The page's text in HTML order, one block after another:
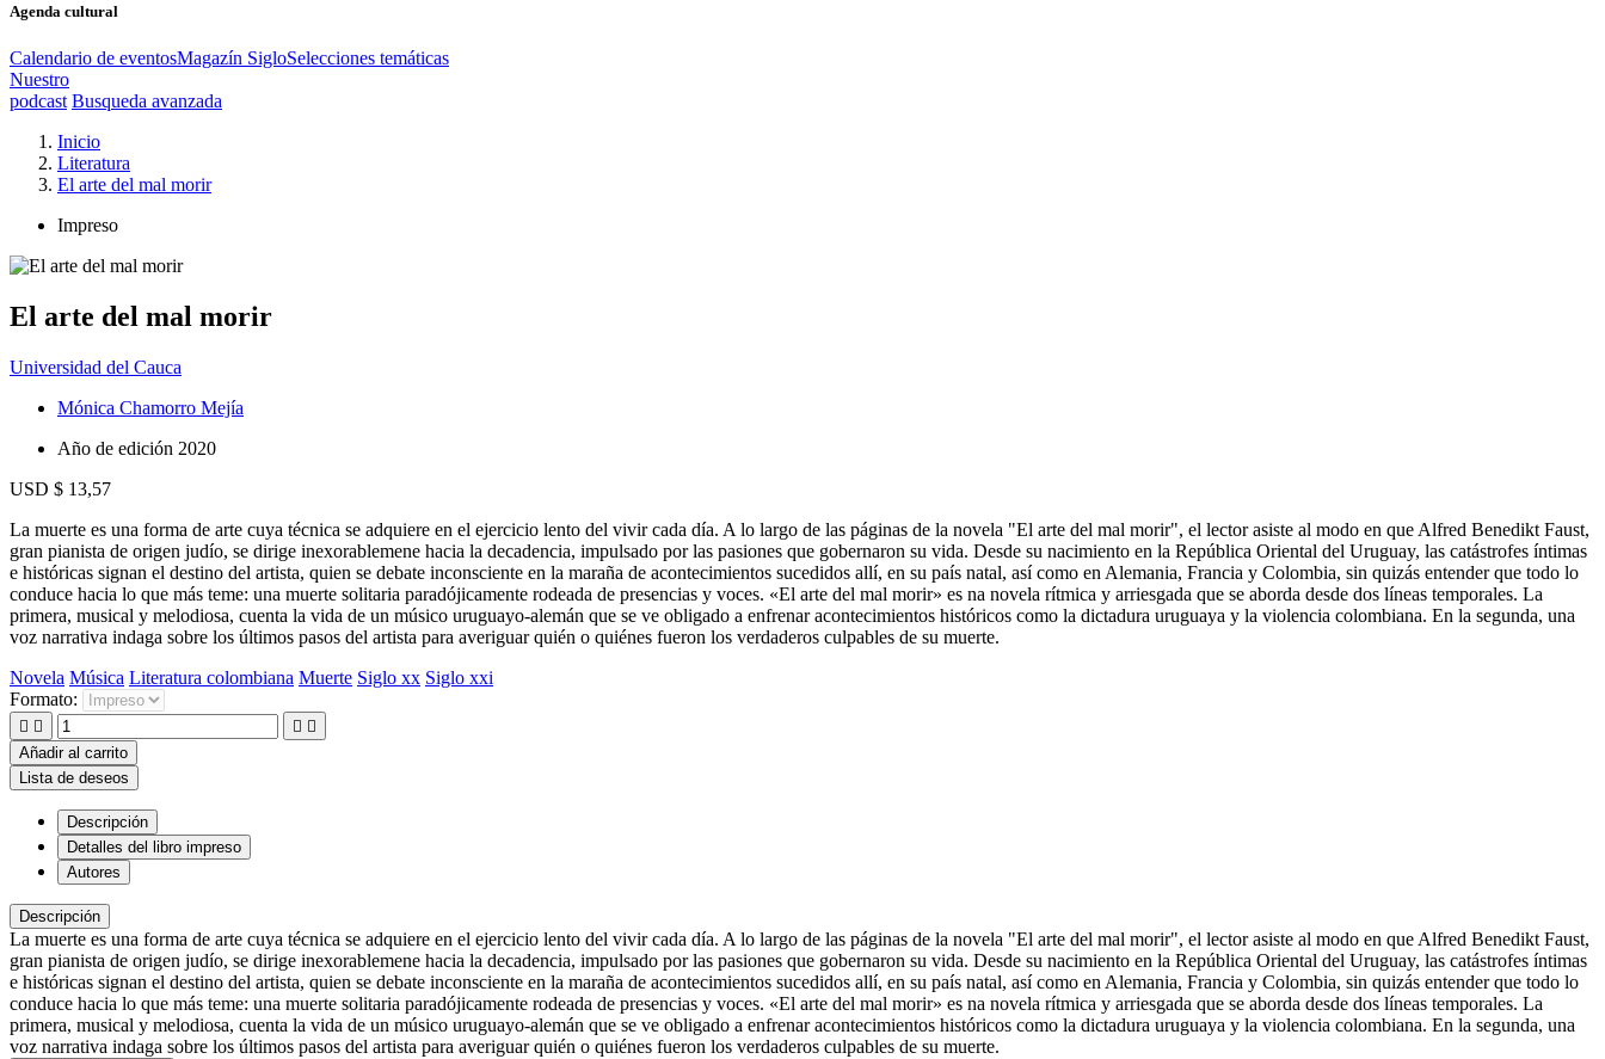
Agenda cultural
Calendario de eventosMagazín SigloSelecciones temáticas
Nuestro
podcast Busqueda avanzada
Inicio
Literatura
El arte del mal morir
Impreso
El arte del mal morir
Universidad del Cauca
Mónica Chamorro Mejía
Año de edición 2020
USD $ 13,57
La muerte es una forma de arte cuya técnica se adquiere en el ejercicio lento del vivir cada día. A lo largo de las páginas de la novela "El arte del mal morir", el lector asiste al modo en que Alfred Benedikt Faust,
gran pianista de origen judío, se dirige inexorablemene hacia la decadencia, impulsado por las pasiones que gobernaron su vida. Desde su nacimiento en la República Oriental del Uruguay, las catástrofes íntimas
e históricas signan el destino del artista, quien se debate inconsciente en la maraña de acontecimientos sucedidos allí, en su país natal, así como en Alemania, Francia y Colombia, sin quizás entender que todo lo
conduce hacia lo que más teme: una muerte solitaria paradójicamente rodeada de presencias y voces. «El arte del mal morir» es na novela rítmica y arriesgada que se aborda desde dos líneas temporales. La
primera, musical y melodiosa, cuenta la vida de un músico uruguayo-alemán que se ve obligado a enfrenar acontecimientos históricos como la dictadura uruguaya y la violencia colombiana. En la segunda, una
voz narrativa indaga sobre los últimos pasos del artista para averiguar quién o quiénes fueron los verdaderos culpables de su muerte.
Novela Música Literatura colombiana Muerte Siglo xx Siglo xxi
Formato:
   
Añadir al carrito
Lista de deseos
Descripción
Detalles del libro impreso
Autores
Descripción
La muerte es una forma de arte cuya técnica se adquiere en el ejercicio lento del vivir cada día. A lo largo de las páginas de la novela "El arte del mal morir", el lector asiste al modo en que Alfred Benedikt Faust,
gran pianista de origen judío, se dirige inexorablemene hacia la decadencia, impulsado por las pasiones que gobernaron su vida. Desde su nacimiento en la República Oriental del Uruguay, las catástrofes íntimas
e históricas signan el destino del artista, quien se debate inconsciente en la maraña de acontecimientos sucedidos allí, en su país natal, así como en Alemania, Francia y Colombia, sin quizás entender que todo lo
conduce hacia lo que más teme: una muerte solitaria paradójicamente rodeada de presencias y voces. «El arte del mal morir» es na novela rítmica y arriesgada que se aborda desde dos líneas temporales. La
primera, musical y melodiosa, cuenta la vida de un músico uruguayo-alemán que se ve obligado a enfrenar acontecimientos históricos como la dictadura uruguaya y la violencia colombiana. En la segunda, una
voz narrativa indaga sobre los últimos pasos del artista para averiguar quién o quiénes fueron los verdaderos culpables de su muerte.